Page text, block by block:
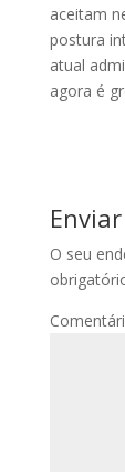
aceitam
postura
atual
agora é
O seu